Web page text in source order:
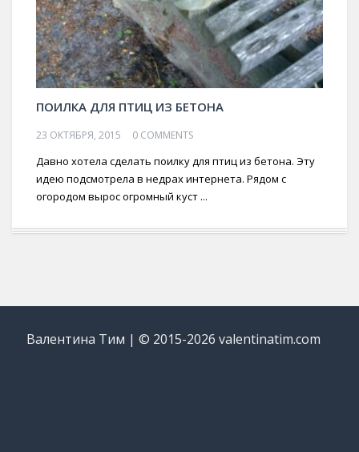
ПОИЛКА ДЛЯ ПТИЦ ИЗ БЕТОНА
23 ОКТЯБРЯ, 2015 0 COMMENTS
Давно хотела сделать поилку для птиц из бетона. Эту
идею подсмотрела в недрах интернета. Рядом с
огородом вырос огромный куст ...
Валентина Тим | © 2015-2026 valentinatim.com